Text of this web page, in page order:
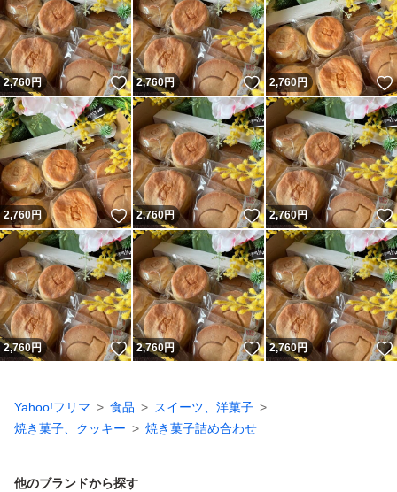
2,760円 いいね！
2,760円 いいね！
2,760円
2,760円 いいね！
2,760円 いいね！
2,760円
2,760円 いいね！
2,760円 いいね！
2,760円
Yahoo!フリマ 食品
スイーツ、洋菓子
焼き菓子、クッキー
焼き菓子詰め合わせ
他のブランドから探す